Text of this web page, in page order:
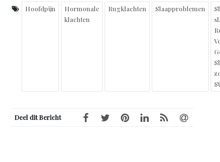
Hoofdpijn
Hormonale
klachten
Rugklachten Slaapproblemen
Deel dit Bericht